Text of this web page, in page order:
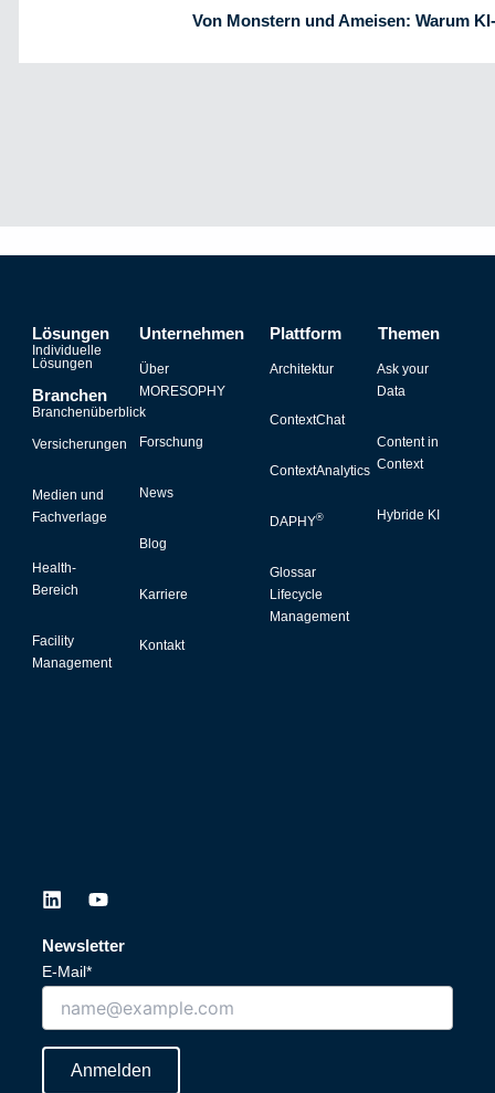
Von Monstern und Ameisen: Warum
L
n
k
e
Y
u
t
e
Newsletter
E-Mail*
Anmelden
Lösungen
Individuelle
Lösungen
Branchen
Branchenüberblick
Versicherungen
Medien und
Fachverlage
Health-
Bereich
Facility
Management
Unternehmen
Über
MORESOPHY
Forschung
News
Blog
Karriere
Kontakt
Plattform
Architektur
ContextChat
ContextAnalytics
DAPHY®
Glossar
Lifecycle
Management
Themen
Ask your
Data
Content in
Context
Hybride KI